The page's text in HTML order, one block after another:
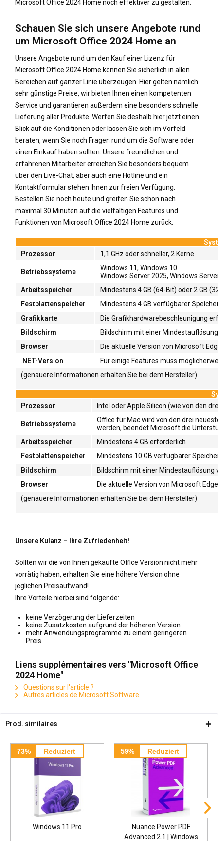
Microsoft Office 2024 Home noch effektiver zu gestalten.
Schauen Sie sich unsere Angebote rund
um Microsoft Office 2024 Home an
Unsere Angebote rund um den Kauf einer Lizenz für
Microsoft Office 2024 Home können Sie sicherlich in allen
Bereichen auf ganzer Linie überzeugen. Hier gelten nämlich
sehr günstige Preise, wir bieten Ihnen einen kompetenten
Service und garantieren außerdem eine besonders schnelle
Lieferung aller Produkte. Werfen Sie deshalb hier jetzt einen
Blick auf die Konditionen oder lassen Sie sich im Vorfeld
beraten, wenn Sie noch Fragen rund um die Software oder
einen Einkauf haben sollten. Unsere freundlichen und
erfahrenen Mitarbeiter erreichen Sie besonders bequem
über den Live-Chat, aber auch eine Hotline und ein
Kontaktformular stehen Ihnen zur freien Verfügung.
Bestellen Sie noch heute und greifen Sie schon nach
maximal 30 Minuten auf die vielfältigen Features und
Funktionen von Microsoft Office 2024 Home zurück.
Prozessor
1,1 GHz oder schneller, 2 Kerne
Betriebssysteme
Windows 11, Windows 10
Windows Server 2025, Windows
Arbeitsspeicher
Mindestens 4 GB (64-Bit) oder 2 GB
Festplattenspeicher
Mindestens 4 GB verfügbarer
Grafikkarte
Die Grafikhardwarebeschleunigung
Bildschirm
Bildschirm mit einer
Browser
Die aktuelle Version von Microsoft
NET-Version
Für einige Features muss
(genauere Informationen erhalten Sie bei dem Hersteller)
Prozessor
Intel oder Apple Silicon (wie von den
Betriebssysteme
Office für Mac wird von den drei
werden, beendet Microsoft die
Arbeitsspeicher
Mindestens 4 GB erforderlich
Festplattenspeicher
Mindestens 10 GB verfügbarer
Bildschirm
Bildschirm mit einer Mindestauflösung
Browser
Die aktuelle Version von Microsoft
(genauere Informationen erhalten Sie bei dem Hersteller)
Unsere Kulanz – Ihre Zufriedenheit!
Sollten wir die von Ihnen gekaufte Office Version nicht mehr
vorrätig haben, erhalten Sie eine höhere Version ohne
jeglichen Preisaufwand!
Ihre Vorteile hierbei sind folgende:
keine Verzögerung der Lieferzeiten
keine Zusatzkosten aufgrund der höheren Version
mehr Anwendungsprogramme zu einem geringeren
Preis
Liens supplémentaires vers "Microsoft Office
2024 Home"
Questions sur l'article ?
Autres articles de Microsoft Software
Prod. similaires
73% Reduziert
Windows 11 Pro
59% Reduziert
Nuance Power PDF
Advanced 2.1 | Windows